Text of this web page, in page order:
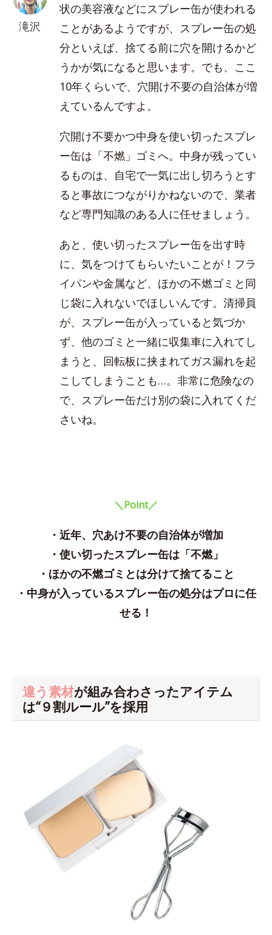
滝沢
状の美容液などにスプレー缶が使われる
ことがあるようですが、スプレー缶の処
分といえば、捨てる前に穴を開けるかど
うかが気になると思います。でも、ここ
10年くらいで、穴開け不要の自治体が増
えているんですよ。
穴開け不要かつ中身を使い切ったスプレ
ー缶は「不燃」ゴミへ。中身が残ってい
るものは、自宅で一気に出し切ろうとす
ると事故につながりかねないので、業者
など専門知識のある人に任せましょう。
あと、使い切ったスプレー缶を出す時
に、気をつけてもらいたいことが！フラ
イパンや金属など、ほかの不燃ゴミと同
じ袋に入れないでほしいんです。清掃員
が、スプレー缶が入っていると気づか
ず、他のゴミと一緒に収集車に入れてし
まうと、回転板に挟まれてガス漏れを起
こしてしまうことも…。非常に危険なの
で、スプレー缶だけ別の袋に入れてくだ
さいね。
＼Point／
・近年、穴あけ不要の自治体が増加
・使い切ったスプレー缶は「不燃」
・ほかの不燃ゴミとは分けて捨てること
・中身が入っているスプレー缶の処分はプロに任
せる！
違う素材が組み合わさったアイテム
は“９割ルール”を採用